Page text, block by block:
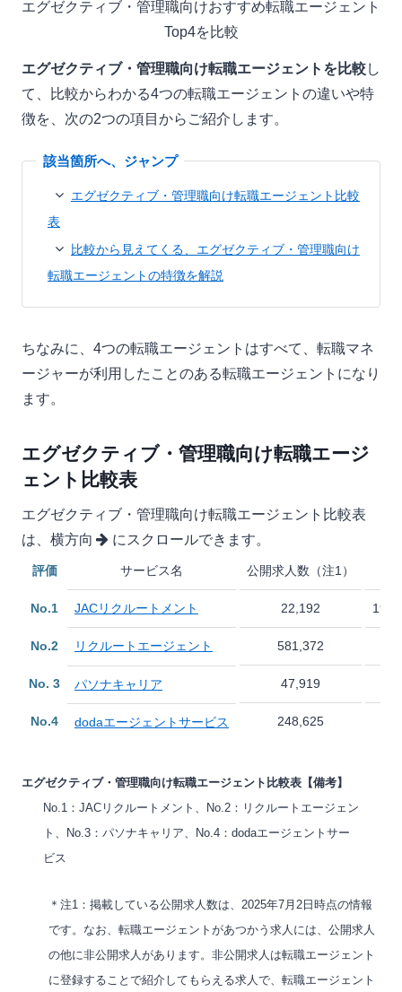
エグゼクティブ・管理職向けおすすめ転職エージェント
Top4を比較
エグゼクティブ・管理職向け転職エージェントを比較し
て、比較からわかる4つの転職エージェントの違いや特
徴を、次の2つの項目からご紹介します。
エグゼクティブ・管理職向け転職エージェント比較
表
比較から見えてくる、エグゼクティブ・管理職向け
転職エージェントの特徴を解説
ちなみに、4つの転職エージェントはすべて、転職マネ
ージャーが利用したことのある転職エージェントになり
ます。
エグゼクティブ・管理職向け転職エージ
ェント比較表
エグゼクティブ・管理職向け転職エージェント比較表
は、横方向
にスクロールできます。
評価
No.1
No.2
No. 3
No.4
サービス名
JACリクルートメント
リクルートエージェント
パソナキャリア
dodaエージェントサービス
公開求人数（注1）
22,192
581,372
47,919
248,625
19
エグゼクティブ・管理職向け転職エージェント比較表【備考】
No.1：JACリクルートメント、No.2：リクルートエージェン
ト、No.3：パソナキャリア、No.4：dodaエージェントサー
ビス
＊注1：掲載している公開求人数は、2025年7月2日時点の情報
です。なお、転職エージェントがあつかう求人には、公開求人
の他に非公開求人があります。非公開求人は転職エージェント
に登録することで紹介してもらえる求人で、転職エージェント